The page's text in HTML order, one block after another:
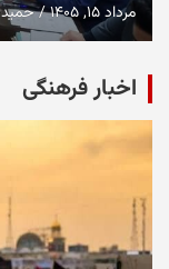
مرداد ۱۵, ۱۴۰۵ حمید
اخبار فرهنگی